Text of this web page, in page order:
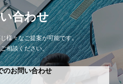
合わせ
様々なご提案が可能です。
相談ください。
のお問い合わせ